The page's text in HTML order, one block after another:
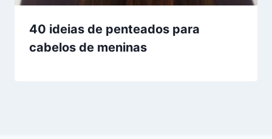
40 ideias de penteados para
cabelos de meninas